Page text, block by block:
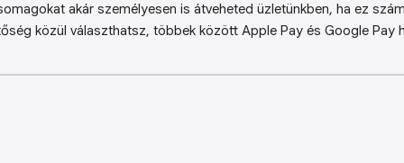
akár személyesen is átveheted üzletünkben, ha ez
közül választhatsz, többek között Apple Pay és Google Pay